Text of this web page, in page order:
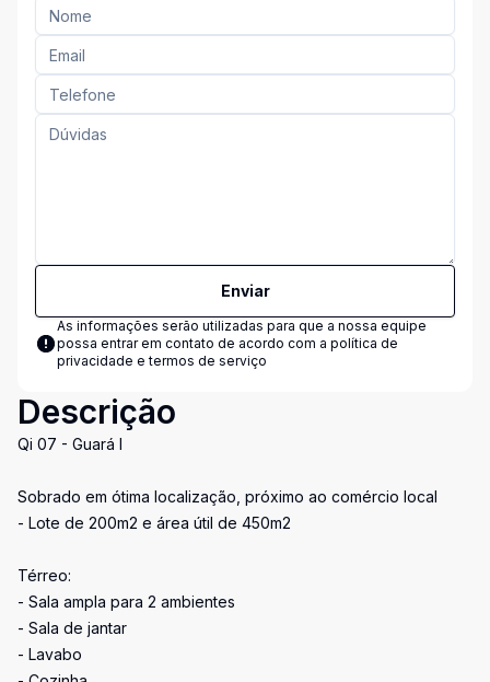
Enviar
As informações serão utilizadas para que a nossa equipe
possa entrar em contato de acordo com a política de
privacidade e termos de serviço
Descrição
Qi 07 - Guará I
Sobrado em ótima localização, próximo ao comércio local
- Lote de 200m2 e área útil de 450m2
Térreo:
- Sala ampla para 2 ambientes
- Sala de jantar
- Lavabo